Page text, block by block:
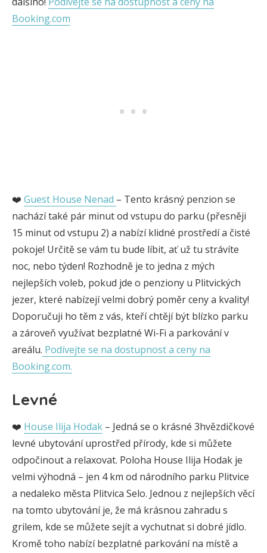
Booking.com
❤️ Guest House Nenad – Tento krásný penzion se
nachází také pár minut od vstupu do parku (přesněji
15 minut od vstupu 2) a nabízí klidné prostředí a čisté
pokoje! Určitě se vám tu bude líbit, ať už tu strávíte
noc, nebo týden! Rozhodně je to jedna z mých
nejlepších voleb, pokud jde o penziony u Plitvických
jezer, které nabízejí velmi dobrý poměr ceny a kvality!
Doporučuji ho těm z vás, kteří chtějí být blízko parku
a zároveň využívat bezplatné Wi-Fi a parkování v
areálu. Podívejte se na dostupnost a ceny na
Booking.com.
Levné
❤️ House Ilija Hodak – Jedná se o krásné 3hvězdičkové
levné ubytování uprostřed přírody, kde si můžete
odpočinout a relaxovat. Poloha House Ilija Hodak je
velmi výhodná – jen 4 km od národního parku Plitvice
a nedaleko města Plitvica Selo. Jednou z nejlepších věcí
na tomto ubytování je, že má krásnou zahradu s
grilem, kde se můžete sejít a vychutnat si dobré jídlo.
Kromě toho nabízí bezplatné parkování na místě a